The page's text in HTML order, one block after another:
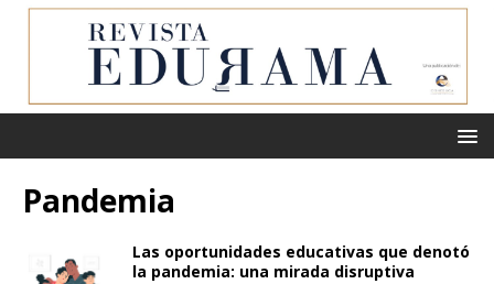
Pandemia
Las oportunidades educativas que denotó
la pandemia: una mirada disruptiva